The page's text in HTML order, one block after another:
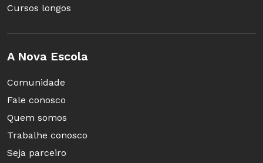
Cursos longos
A Nova Escola
Comunidade
Fale conosco
Quem somos
Trabalhe conosco
Seja parceiro